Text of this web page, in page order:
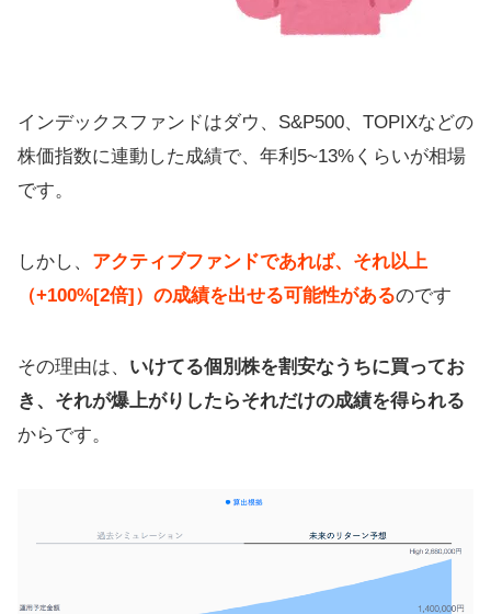
インデックスファンドはダウ、S&P500、TOPIXなどの
株価指数に連動した成績で、年利5~13%くらいが相場
です。
しかし、 アクティブファンドであれば、それ以上
（+100%[2倍]）の成績を出せる可能性があるのです
その理由は、 いけてる個別株を割安なうちに買ってお
き、それが爆上がりしたらそれだけの成績を得られる
からです。